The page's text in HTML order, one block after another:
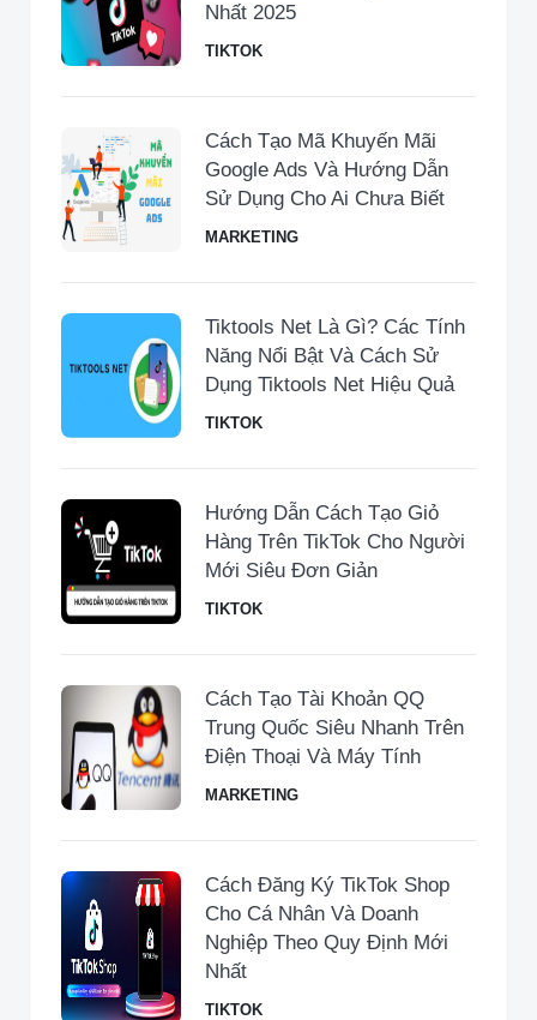
Nhất 2025
TIKTOK
Cách Tạo Mã Khuyến Mãi
Google Ads Và Hướng Dẫn
Sử Dụng Cho Ai Chưa Biết
MARKETING
Tiktools Net Là Gì? Các Tính
Năng Nổi Bật Và Cách Sử
Dụng Tiktools Net Hiệu Quả
TIKTOK
Hướng Dẫn Cách Tạo Giỏ
Hàng Trên TikTok Cho Người
Mới Siêu Đơn Giản
TIKTOK
Cách Tạo Tài Khoản QQ
Trung Quốc Siêu Nhanh Trên
Điện Thoại Và Máy Tính
MARKETING
Cách Đăng Ký TikTok Shop
Cho Cá Nhân Và Doanh
Nghiệp Theo Quy Định Mới
Nhất
TIKTOK